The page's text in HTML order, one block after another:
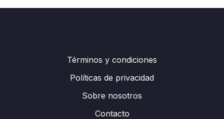
Términos y condiciones
Políticas de privacidad
Sobre nosotros
Contacto